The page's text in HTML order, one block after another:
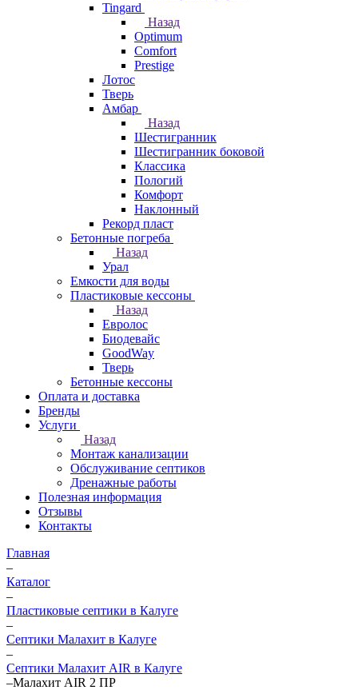
Tingard
Назад
Optimum
Comfort
Prestige
Лотос
Тверь
Амбар
Назад
Шестигранник
Шестигранник боковой
Классика
Пологий
Комфорт
Наклонный
Рекорд пласт
Бетонные погреба
Назад
Урал
Емкости для воды
Пластиковые кессоны
Назад
Евролос
Биодевайс
GoodWay
Тверь
Бетонные кессоны
Оплата и доставка
Бренды
Услуги
Назад
Монтаж канализации
Обслуживание септиков
Дренажные работы
Полезная информация
Отзывы
Контакты
Главная
–
Каталог
–
Пластиковые септики в Калуге
–
Септики Малахит в Калуге
–
Септики Малахит AIR в Калуге
–Малахит AIR 2 ПР